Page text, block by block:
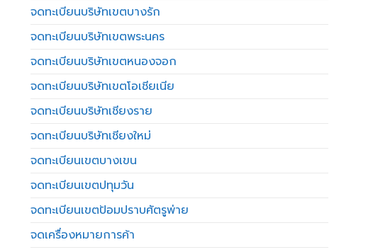
จดทะเบียนบริษัทเขตบางรัก
จดทะเบียนบริษัทเขตพระนคร
จดทะเบียนบริษัทเขตหนองจอก
จดทะเบียนบริษัทเขตโอเชียเนีย
จดทะเบียนบริษัทเชียงราย
จดทะเบียนบริษัทเชียงใหม่
จดทะเบียนเขตบางเขน
จดทะเบียนเขตปทุมวัน
จดทะเบียนเขตป้อมปราบศัตรูพ่าย
จดเครื่องหมายการค้า